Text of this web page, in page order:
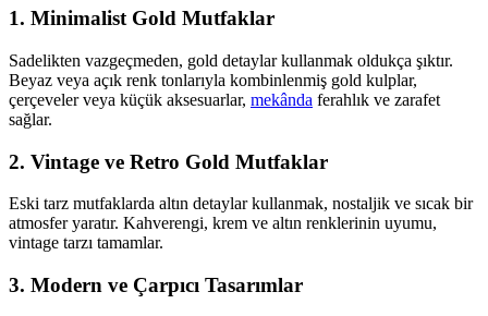
1. Minimalist Gold Mutfaklar
Sadelikten vazgeçmeden, gold detaylar kullanmak oldukça şıktır.
Beyaz veya açık renk tonlarıyla kombinlenmiş gold kulplar,
çerçeveler veya küçük aksesuarlar, mekânda ferahlık ve zarafet
sağlar.
2. Vintage ve Retro Gold Mutfaklar
Eski tarz mutfaklarda altın detaylar kullanmak, nostaljik ve sıcak bir
atmosfer yaratır. Kahverengi, krem ve altın renklerinin uyumu,
vintage tarzı tamamlar.
3. Modern ve Çarpıcı Tasarımlar